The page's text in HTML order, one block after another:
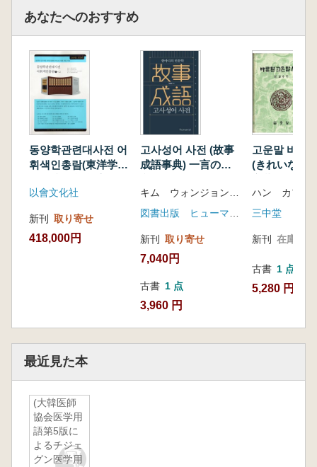
あなたへのおすすめ
동양학관련대사전 어
휘색인총람(東洋学関
覧) 全10巻
以會文化社
新刊 取り寄せ
418,000円
고사성어 사전 (故事
成語事典) 一言の人
キム ウォンジョン 編著
図書出版 ヒューマニスト
新刊 取り寄せ
7,040円
古書 1 点
3,960 円
고운말 바른
(きれいな言
ハン カプ
三中堂
新刊 在庫なし
古書 1 点
5,280 円
最近見た本
(大韓医師
協会医学用
語第5版に
よるチジェ
グン医学用